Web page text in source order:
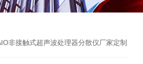
非接触式超声波处理器分散仪厂家定制